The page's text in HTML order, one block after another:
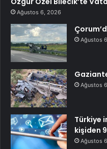
Ağustos 6, 2026
Ağustos
Ağustos
Türkiye
kişiden
Ağustos